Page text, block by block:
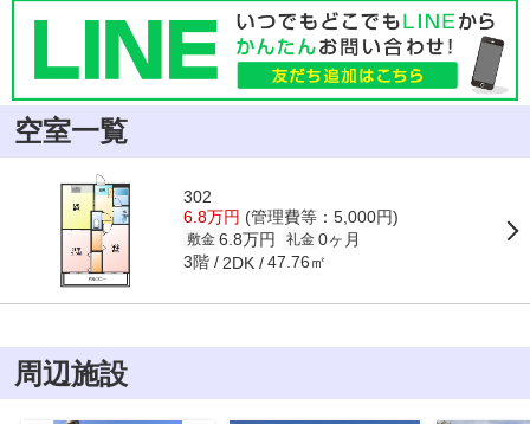
空室一覧
302
6.8万円 (管理費等：5,000円)
敷金 6.8万円 礼金 0ヶ月
3階 2DK 47.76㎡
周辺施設